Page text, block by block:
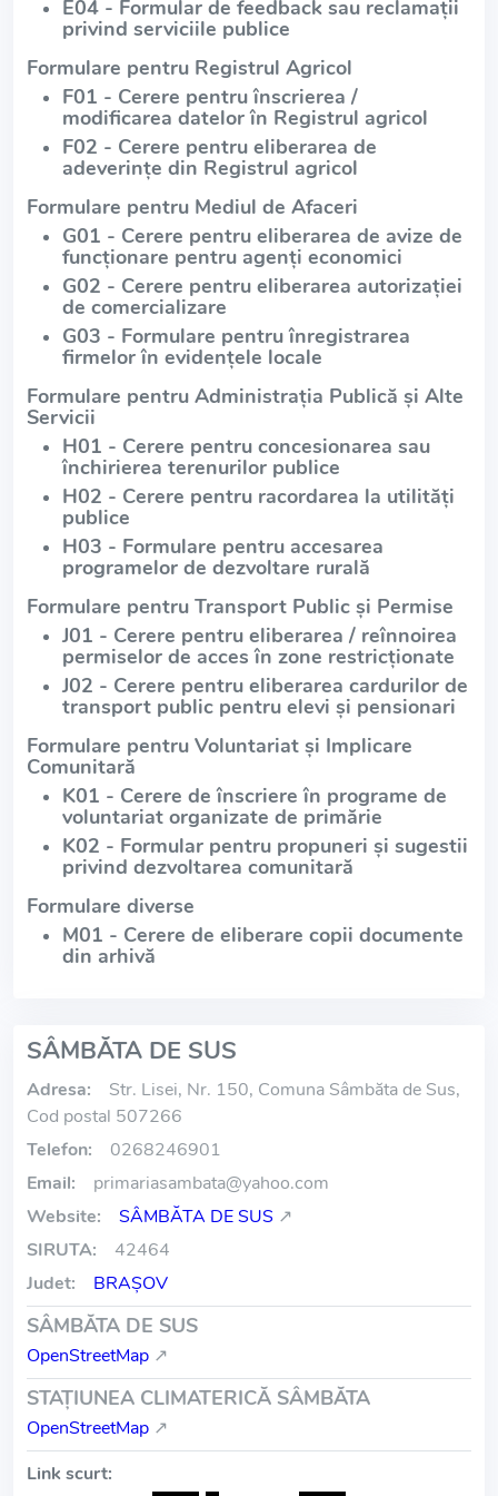
E04 - Formular de feedback sau reclamații
privind serviciile publice
Formulare pentru Registrul Agricol
F01 - Cerere pentru înscrierea /
modificarea datelor în Registrul agricol
F02 - Cerere pentru eliberarea de
adeverințe din Registrul agricol
Formulare pentru Mediul de Afaceri
G01 - Cerere pentru eliberarea de avize de
funcționare pentru agenți economici
G02 - Cerere pentru eliberarea autorizației
de comercializare
G03 - Formulare pentru înregistrarea
firmelor în evidențele locale
Formulare pentru Administrația Publică și Alte
Servicii
H01 - Cerere pentru concesionarea sau
închirierea terenurilor publice
H02 - Cerere pentru racordarea la utilități
publice
H03 - Formulare pentru accesarea
programelor de dezvoltare rurală
Formulare pentru Transport Public și Permise
J01 - Cerere pentru eliberarea / reînnoirea
permiselor de acces în zone restricționate
J02 - Cerere pentru eliberarea cardurilor de
transport public pentru elevi și pensionari
Formulare pentru Voluntariat și Implicare
Comunitară
K01 - Cerere de înscriere în programe de
voluntariat organizate de primărie
K02 - Formular pentru propuneri și sugestii
privind dezvoltarea comunitară
Formulare diverse
M01 - Cerere de eliberare copii documente
din arhivă
SÂMBĂTA DE SUS
Adresa:
Str. Lisei, Nr. 150, Comuna Sâmbăta de Sus,
Cod postal 507266
Telefon:
0268246901
Email:
primariasambata@yahoo.com
Website:
SÂMBĂTA DE SUS ↗
SIRUTA:
42464
Judet:
BRAŞOV
SÂMBĂTA DE SUS
OpenStreetMap ↗
STAŢIUNEA CLIMATERICĂ SÂMBĂTA
OpenStreetMap ↗
Link scurt: